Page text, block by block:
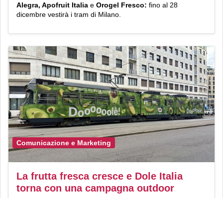
Alegra, Apofruit Italia e Orogel Fresco: fino al 28
dicembre vestirà i tram di Milano.
Comunicazione e Marketing
La frutta fresca cresce e Dole Italia
torna con una campagna outdoor